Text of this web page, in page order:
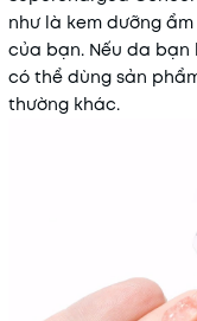
như là kem dưỡng
của bạn. Nếu da
có thể dùng sản
thường khác.